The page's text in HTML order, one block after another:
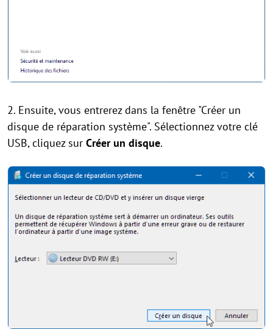
2. Ensuite, vous entrerez dans la fenêtre "Créer un
disque de réparation système". Sélectionnez votre clé
USB, cliquez sur Créer un disque.